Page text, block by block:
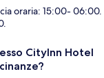
oraria: 15:00- 06:00.
CityInn Hotel